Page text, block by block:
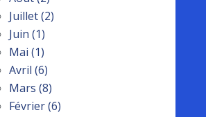
Juillet(2)
Juin (1)
Mai (1)
Avril (6)
Mars (8)
Février(6)